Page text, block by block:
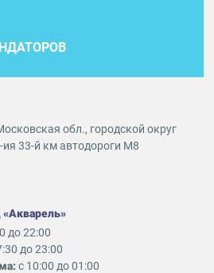
обл., городской округ
33-й км автодороги М8
до 22:00
до 23:00
с 10:00 до 01:00